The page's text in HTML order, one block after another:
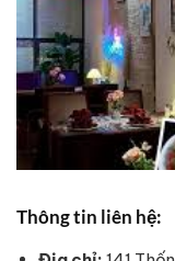
Thông tin liên hệ: